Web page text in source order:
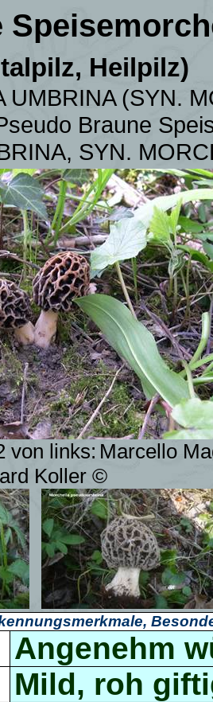
Heilpilz)
UMBRINA (SYN.
Braune
SYN.
von links: Marcello
Koller ©
Angenehm
Mild, roh